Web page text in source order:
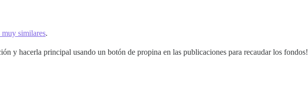
muy similares.
y hacerla principal usando un botón de propina en las publicaciones para recaudar los fondos!